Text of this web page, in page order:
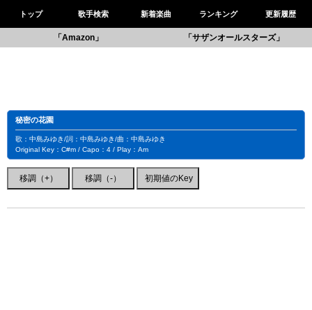
トップ 歌手検索 新着楽曲 ランキング 更新履歴
「Amazon」 「サザンオールスターズ」
秘密の花園
歌：中島みゆき/詞：中島みゆき/曲：中島みゆき
Original Key：C#m / Capo：4 / Play：Am